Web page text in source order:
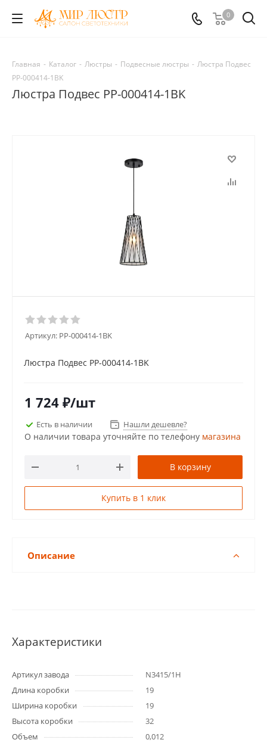
0
Главная - Каталог - Люстры - Подвесные люстры - Люстра Подвес
PP-000414-1BK
Люстра Подвес PP-000414-1BK
Артикул: PP-000414-1BK
Люстра Подвес PP-000414-1BK
1 724 ₽/шт
Есть в наличии Нашли дешевле?
О наличии товара уточняйте по телефону магазина
В корзину
Купить в 1 клик
Описание
Характеристики
Артикул завода
N3415/1H
Длина коробки
19
Ширина коробки
19
Высота коробки
32
Объем
0,012